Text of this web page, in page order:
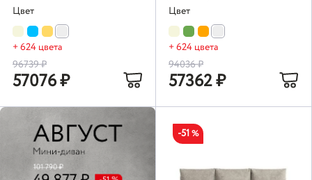
Цвет
+ 624 цвета
96739₽
57076₽
Цвет
+ 624 цвета
94036₽
57362₽
-51 %